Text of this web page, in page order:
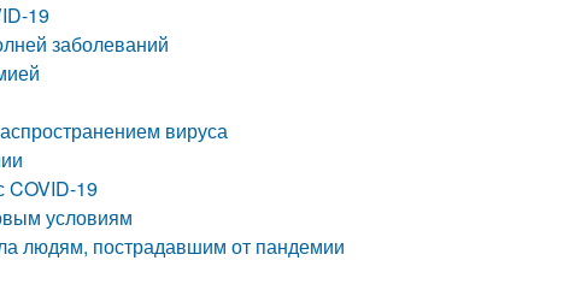
19
заболеваний
вируса
COVID-19
условиям
людям, пострадавшим от пандемии